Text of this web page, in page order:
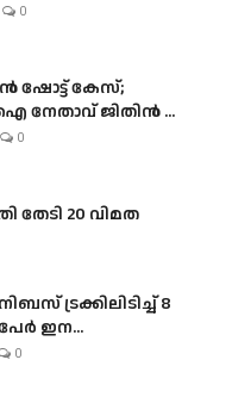
0
ഷോട്ട് കേസ്;
ജിതിൻ ...
0
20 വിമത
ട്രക്കിലിടിച്ച് 8
ഇന...
0